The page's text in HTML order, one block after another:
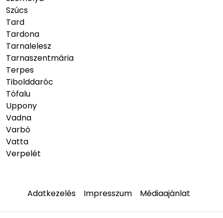
Szúcs
Tard
Tardona
Tarnalelesz
Tarnaszentmária
Terpes
Tibolddaróc
Tófalu
Uppony
Vadna
Varbó
Vatta
Verpelét
Adatkezelés Impresszum Médiaajánlat